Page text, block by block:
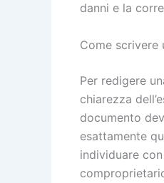
danni e la
Come scrivere
Per redigere
chiarezza
documento
esattamente
individuare